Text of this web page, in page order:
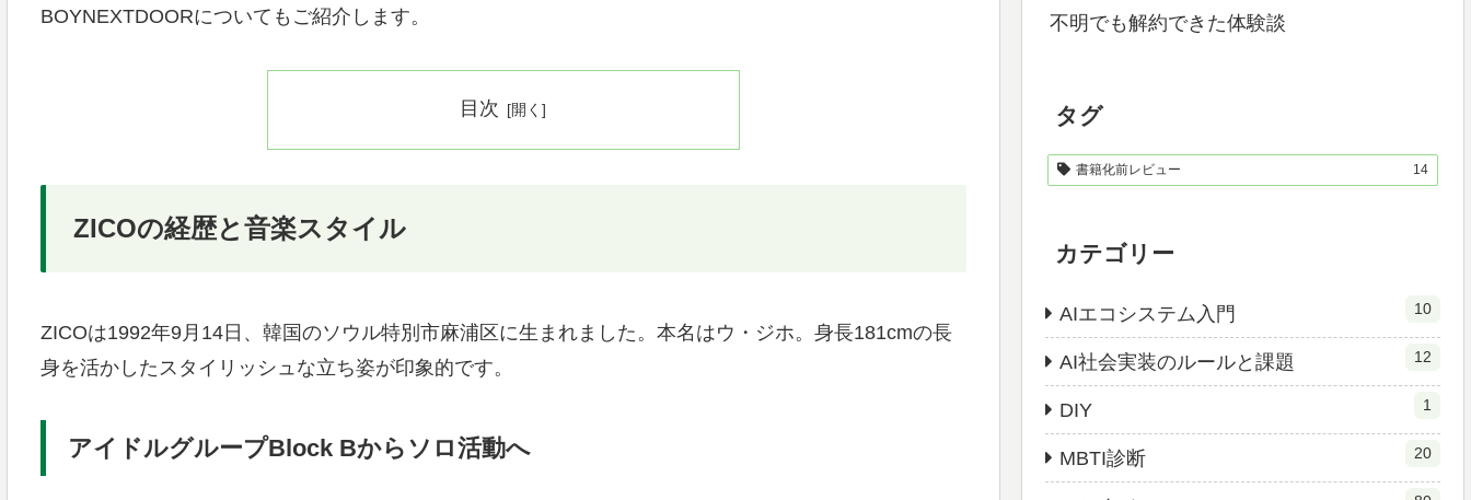
BOYNEXTDOORについてもご紹介します。
目次
ZICOの経歴と音楽スタイル
ZICOは1992年9月14日、韓国のソウル特別市麻浦区に生まれました。本名はウ・ジホ。身長181cmの長
身を活かしたスタイリッシュな立ち姿が印象的です。
アイドルグループBlock Bからソロ活動へ
不明でも解約できた体験談
タグ
書籍化前レビュー 14
カテゴリー
AIエコシステム入門 10
AI社会実装のルールと課題 12
DIY 1
MBTI診断 20